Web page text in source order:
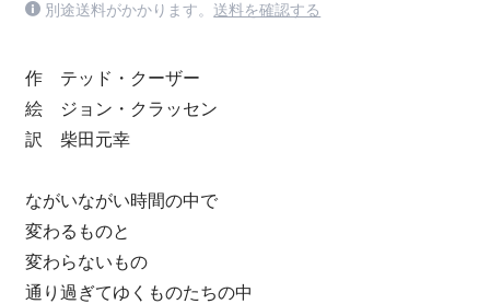
別途送料がかかります。 送料を確認する
作 テッド・クーザー
絵 ジョン・クラッセン
訳 柴田元幸
ながいながい時間の中で
変わるものと
変わらないもの
通り過ぎてゆくものたちの中